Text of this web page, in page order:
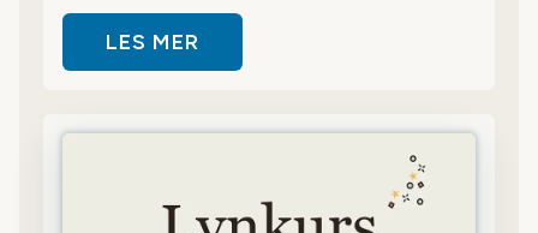
LES MER
OM 7 GODE GRUNNER TIL Å